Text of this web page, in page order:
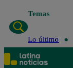
Temas
Lo último